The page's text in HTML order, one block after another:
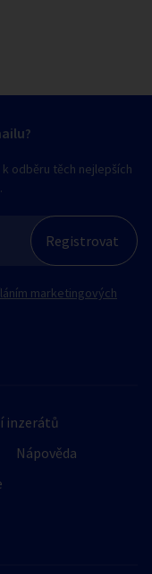
inzerátů
Nápověda
odběru těch nejlepších
marketingových